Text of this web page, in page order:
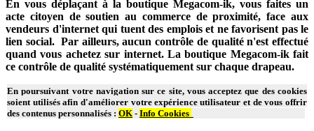
En vous déplaçant à la boutique Megacom-ik, vous faites un
acte citoyen de soutien au commerce de proximité, face aux
vendeurs d'internet qui tuent des emplois et ne favorisent pas le
lien social. Par ailleurs, aucun contrôle de qualité n'est effectué
quand vous achetez sur internet. La boutique Megacom-ik fait
ce contrôle de qualité systématiquement sur chaque drapeau.
En poursuivant votre navigation sur ce site, vous acceptez que des cookies
soient utilisés afin d'améliorer votre expérience utilisateur et de vous offrir
des contenus personnalisés : OK - Info Cookies